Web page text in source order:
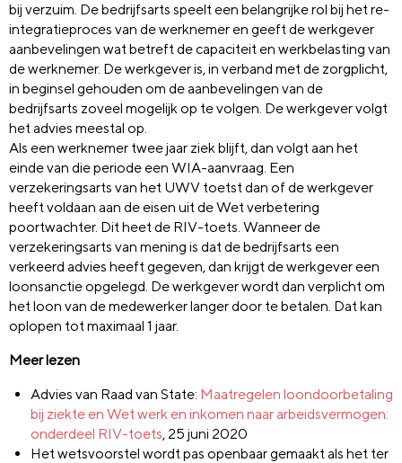
bij verzuim. De bedrijfsarts speelt een belangrijke rol bij het re-
integratieproces van de werknemer en geeft de werkgever
aanbevelingen wat betreft de capaciteit en werkbelasting van
de werknemer. De werkgever is, in verband met de zorgplicht,
in beginsel gehouden om de aanbevelingen van de
bedrijfsarts zoveel mogelijk op te volgen. De werkgever volgt
het advies meestal op.
Als een werknemer twee jaar ziek blijft, dan volgt aan het
einde van die periode een WIA-aanvraag. Een
verzekeringsarts van het UWV toetst dan of de werkgever
heeft voldaan aan de eisen uit de Wet verbetering
poortwachter. Dit heet de RIV-toets. Wanneer de
verzekeringsarts van mening is dat de bedrijfsarts een
verkeerd advies heeft gegeven, dan krijgt de werkgever een
loonsanctie opgelegd. De werkgever wordt dan verplicht om
het loon van de medewerker langer door te betalen. Dat kan
oplopen tot maximaal 1 jaar.
Meer lezen
Advies van Raad van State: Maatregelen loondoorbetaling
bij ziekte en Wet werk en inkomen naar arbeidsvermogen:
onderdeel RIV-toets, 25 juni 2020
Het wetsvoorstel wordt pas openbaar gemaakt als het ter